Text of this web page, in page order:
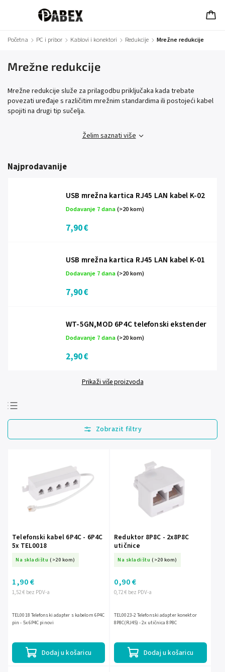
Početna / PC i pribor / Kablovi i konektori / Redukcije / Mrežne redukcije
Mrežne redukcije
Mrežne redukcije služe za prilagodbu priključaka kada trebate
povezati uređaje s različitim mrežnim standardima ili postojeći kabel
spojiti na drugi tip sučelja.
Želim saznati više
Najprodavanije
USB mrežna kartica RJ45 LAN kabel K-02
Dodavanje 7 dana(>20 kom)
7,90 €
USB mrežna kartica RJ45 LAN kabel K-01
Dodavanje 7 dana(>20 kom)
7,90 €
WT-5GN,MOD 6P4C telefonski ekstender
Dodavanje 7 dana(>20 kom)
2,90 €
Prikaži više proizvoda
Najprodavanije
Najjeftinije
Abecedno
Telefonski kabel 6P4C - 6P4C
5x TEL0018
Na skladištu (>20 kom)
1,52 € bez PDV-a
1,90 €
Dodaj u košaricu
TEL0018 Telefonski adapter s kabelom 6P4C
pin - 5x 6P4C pinovi
Reduktor 8P8C - 2x8P8C
utičnice
Na skladištu (>20 kom)
0,72 € bez PDV-a
0,90 €
Dodaj u košaricu
TEL0023-2 Telefonski adapter konektor
8P8C(RJ45) - 2x utičnica 8P8C